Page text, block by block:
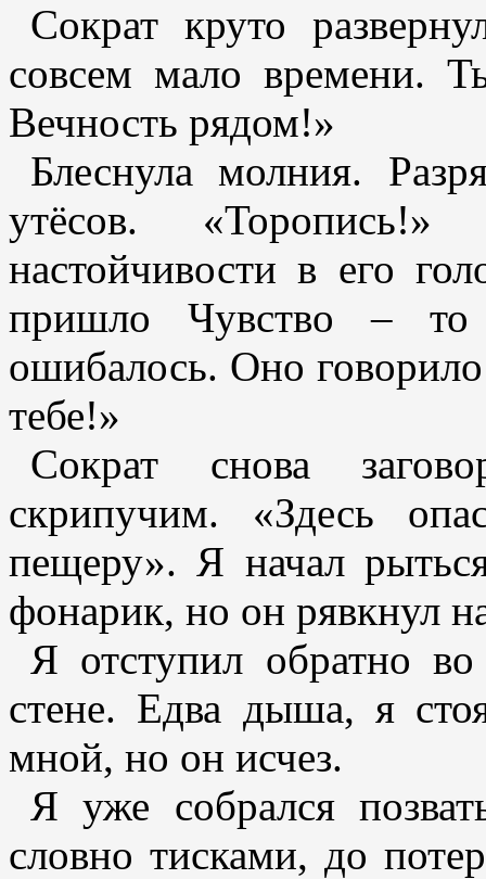
Сократ круто
совсем мало времени.
Вечность рядом!»
Блеснула молния.
утёсов.
настойчивости в его
пришло Чувство – то
ошибалось. Оно
тебе!»
Сократ снова
скрипучим. «Здесь
пещеру». Я начал
фонарик, но он рявкнул
Я отступил обратно
стене. Едва дыша, я
мной, но он исчез.
Я уже собрался
словно тисками, до